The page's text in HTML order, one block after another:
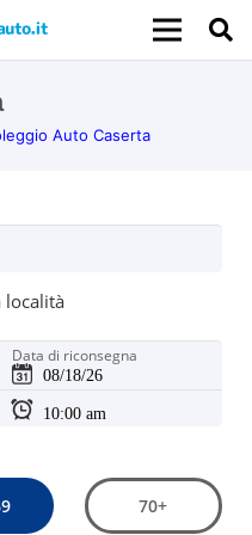
Auto Caserta
località
Data di riconsegna
70+